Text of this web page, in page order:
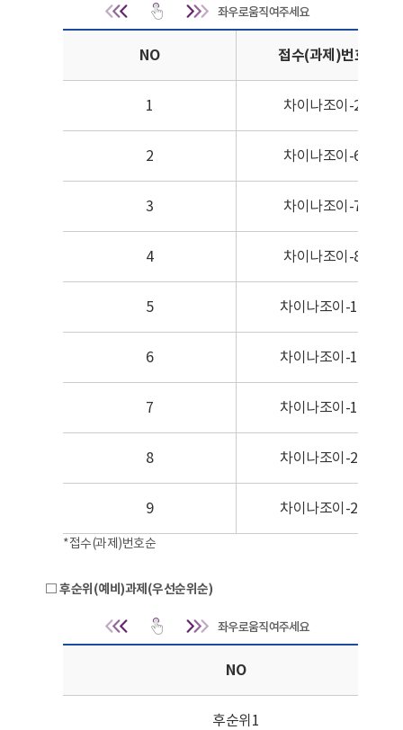
최종 선정결과 | NO, 접수(과제)
NO 접수(과제)번호
1 차이나조이-2
2 차이나조이-6
3 차이나조이-7
4 차이나조이-8
5 차이나조이-10
6 차이나조이-16
7 차이나조이-18
8 차이나조이-20
9 차이나조이-27
*접수(과제)번호순
□ 후순위(예비)과제(우선순위순)
후순위(예비)과제(우선순위
NO
후순위1